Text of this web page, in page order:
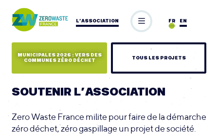
L’ASSOCIATION EN
FR
MUNICIPALES 2026 : VERS DES
COMMUNES ZÉRO DÉCHET
TOUS LES PROJETS
SOUTENIR L’ASSOCIATION
Zero Waste France milite pour faire de la démarche
zéro déchet, zéro gaspillage un projet de société.